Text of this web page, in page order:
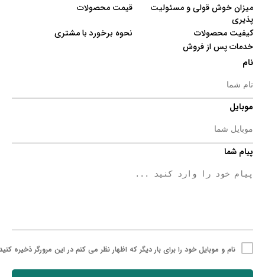
میزان خوش قولی و مسئولیت
پذیری
قیمت محصولات
کیفیت محصولات
نحوه برخورد با مشتری
خدمات پس از فروش
نام
موبایل
پیام شما
نام و موبایل خود را برای بار دیگر که اظهار نظر می کنم در این مرورگر ذخیره